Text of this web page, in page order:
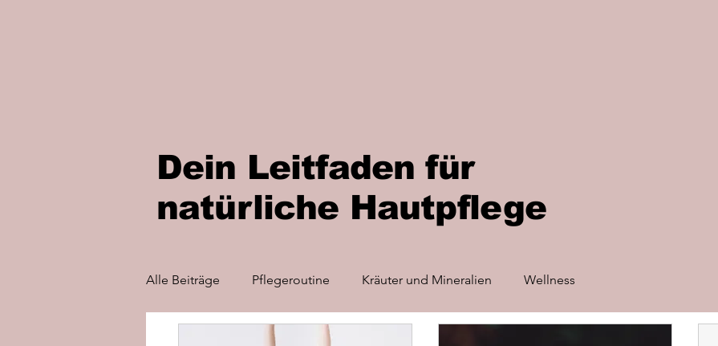
Dein Leitfaden für
natürliche Hautpflege
Alle Beiträge Pflegeroutine Kräuter und Mineralien Wellness